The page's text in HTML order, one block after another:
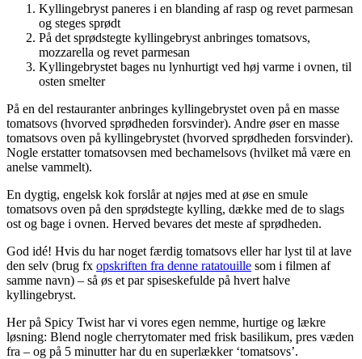
Kyllingebryst paneres i en blanding af rasp og revet parmesan
og steges sprødt
På det sprødstegte kyllingebryst anbringes tomatsovs,
mozzarella og revet parmesan
Kyllingebrystet bages nu lynhurtigt ved høj varme i ovnen, til
osten smelter
På en del restauranter anbringes kyllingebrystet oven på en masse
tomatsovs (hvorved sprødheden forsvinder). Andre øser en masse
tomatsovs oven på kyllingebrystet (hvorved sprødheden forsvinder).
Nogle erstatter tomatsovsen med bechamelsovs (hvilket må være en
anelse vammelt).
En dygtig, engelsk kok forslår at nøjes med at øse en smule
tomatsovs oven på den sprødstegte kylling, dække med de to slags
ost og bage i ovnen. Herved bevares det meste af sprødheden.
God idé! Hvis du har noget færdig tomatsovs eller har lyst til at lave
den selv (brug fx opskriften fra denne ratatouille som i filmen af
samme navn) – så øs et par spiseskefulde på hvert halve
kyllingebryst.
Her på Spicy Twist har vi vores egen nemme, hurtige og lækre
løsning: Blend nogle cherrytomater med frisk basilikum, pres væden
fra – og på 5 minutter har du en superlækker ‘tomatsovs’.